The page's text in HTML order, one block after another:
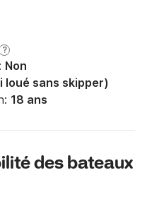
?
Non
loué sans skipper)
18 ans
des bateaux